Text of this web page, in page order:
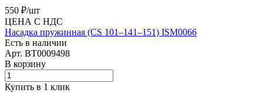
550 ₽/шт
ЦЕНА С НДС
Насадка пружинная (CS 101–141–151) ISM0066
Есть в наличии
Арт. BT0009498
В корзину
Купить в 1 клик